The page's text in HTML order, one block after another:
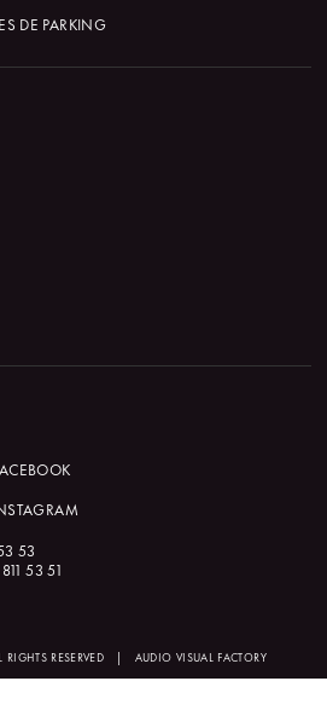
DE PARKING
53
53 51
RIGHTS RESERVED | AUDIO VISUAL FACTORY